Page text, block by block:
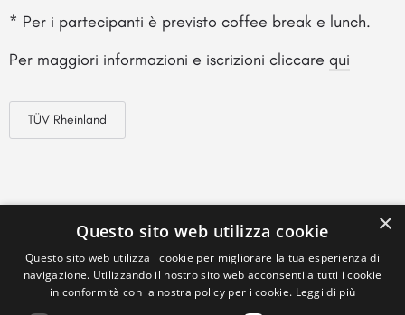
* Per i partecipanti è previsto coffee break e lunch.
Per maggiori informazioni e iscrizioni cliccare qui
TÜV Rheinland
×
Questo sito web utilizza cookie
Questo sito web utilizza i cookie per migliorare la tua esperienza di
navigazione. Utilizzando il nostro sito web acconsenti a tutti i cookie
in conformità con la nostra policy per i cookie. Leggi di più